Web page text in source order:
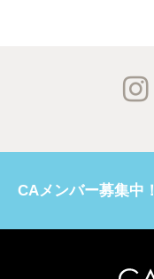
CAメンバー募集中！